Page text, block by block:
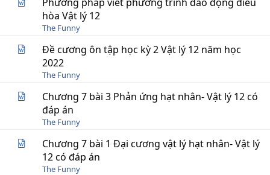
hòa Vật lý 12
The Funny
Đề cương ôn tập học kỳ 2 Vật lý 12 năm học
2022
The Funny
Chương 7 bài 3 Phản ứng hạt nhân- Vật lý 12 có
đáp án
The Funny
Chương 7 bài 1 Đại cương vật lý hạt nhân- Vật lý
12 có đáp án
The Funny